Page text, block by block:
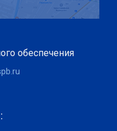
обеспечения